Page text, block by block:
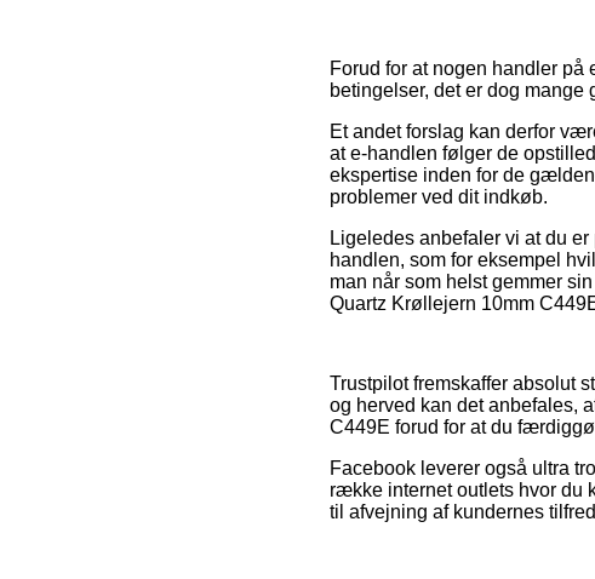
Forud for at nogen handler
betingelser, det er dog mange
Et andet forslag kan derfor
at e-handlen følger de
ekspertise inden for de
problemer ved dit indkøb.
Ligeledes anbefaler vi at du
handlen, som for eksempel
man når som helst gemmer
Quartz Krøllejern 10mm
Trustpilot fremskaffer absolut
og herved kan det anbefales,
C449E forud for at du
Facebook leverer også ultra
række internet outlets hvor du
til afvejning af kundernes